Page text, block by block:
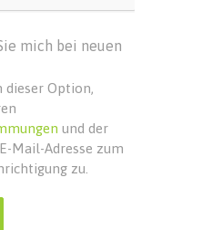
mich bei neuen
dieser Option,
und der
Mail-Adresse zum
zu.